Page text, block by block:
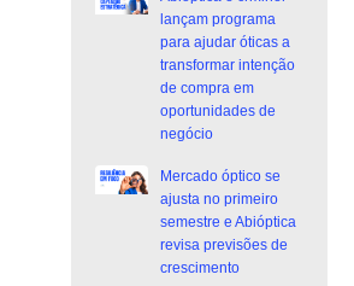
lançam programa
para ajudar óticas a
transformar intenção
de compra em
oportunidades de
negócio
Mercado óptico se
ajusta no primeiro
semestre e Abióptica
revisa previsões de
crescimento